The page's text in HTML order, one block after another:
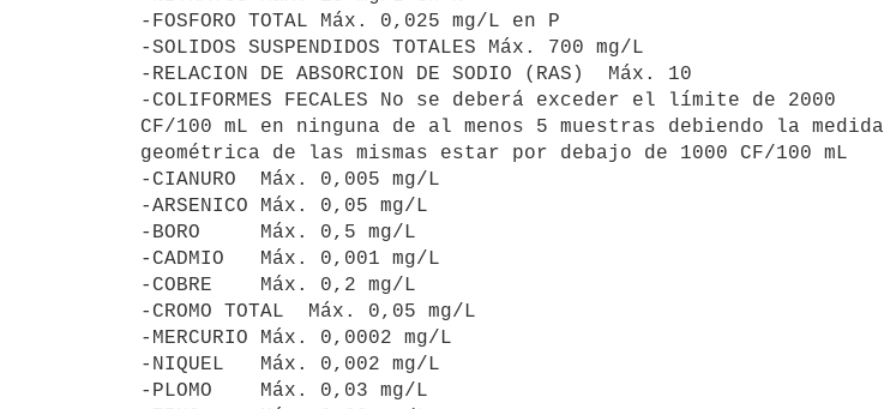
-FOSFORO TOTAL Máx. 0,025 mg/L en P
-SOLIDOS SUSPENDIDOS TOTALES Máx. 700 mg/L
-RELACION DE ABSORCION DE SODIO (RAS)  Máx. 10
-COLIFORMES FECALES No se deberá exceder el límite de 2000
CF/100 mL en ninguna de al menos 5 muestras debiendo la medida
geométrica de las mismas estar por debajo de 1000 CF/100 mL
-CIANURO  Máx. 0,005 mg/L
-ARSENICO Máx. 0,05 mg/L
-BORO     Máx. 0,5 mg/L
-CADMIO   Máx. 0,001 mg/L
-COBRE    Máx. 0,2 mg/L
-CROMO TOTAL  Máx. 0,05 mg/L
-MERCURIO Máx. 0,0002 mg/L
-NIQUEL   Máx. 0,002 mg/L
-PLOMO    Máx. 0,03 mg/L